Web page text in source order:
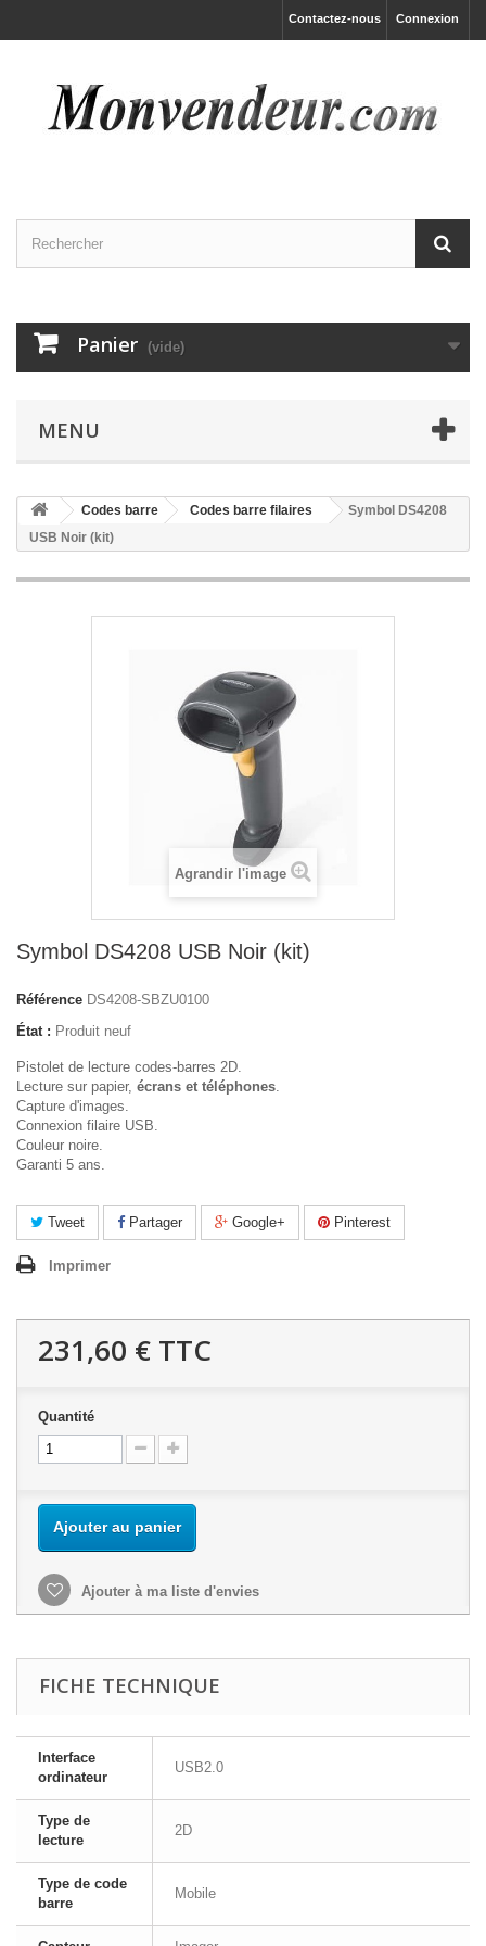
Connexion
Contactez-nous
Panier (vide)
MENU
Codes barre Codes barre filaires
Symbol DS4208
USB Noir (kit)
Agrandir l'image
Symbol DS4208 USB Noir (kit)
Référence DS4208-SBZU0100
État : Produit neuf
Pistolet de lecture codes-barres 2D.
Lecture sur papier, écrans et téléphones.
Capture d'images.
Connexion filaire USB.
Couleur noire.
Garanti 5 ans.
Tweet Partager Google+ Pinterest
Imprimer
231,60 € TTC
Quantité
Ajouter au panier
Ajouter à ma liste d'envies
FICHE TECHNIQUE
Interface
ordinateur
USB2.0
Type de
lecture
2D
Type de code
barre
Mobile